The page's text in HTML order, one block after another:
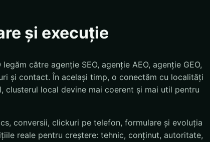
și execuție
către agenție SEO, agenție AEO, agenție GEO,
și contact. În același timp, o conectăm cu localități
clusterul local devine mai coerent și mai util pentru
conversii, clickuri pe telefon, formulare și evoluția
reale pentru creștere: tehnic, conținut, autoritate,